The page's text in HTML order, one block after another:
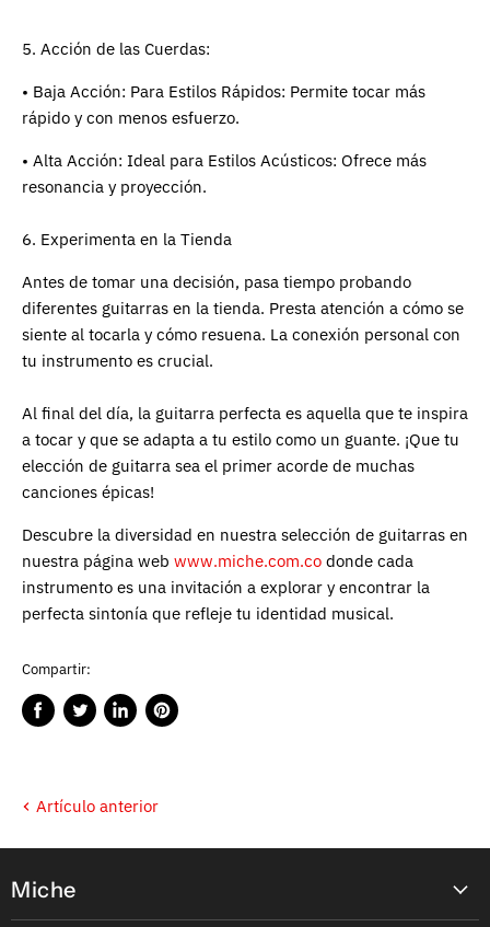
5. Acción de las Cuerdas:
• Baja Acción: Para Estilos Rápidos: Permite tocar más
rápido y con menos esfuerzo.
• Alta Acción: Ideal para Estilos Acústicos: Ofrece más
resonancia y proyección.
6. Experimenta en la Tienda
Antes de tomar una decisión, pasa tiempo probando
diferentes guitarras en la tienda. Presta atención a cómo se
siente al tocarla y cómo resuena. La conexión personal con
tu instrumento es crucial.
Al final del día, la guitarra perfecta es aquella que te inspira
a tocar y que se adapta a tu estilo como un guante. ¡Que tu
elección de guitarra sea el primer acorde de muchas
canciones épicas!
Descubre la diversidad en nuestra selección de guitarras en
nuestra página web www.miche.com.co donde cada
instrumento es una invitación a explorar y encontrar la
perfecta sintonía que refleje tu identidad musical.
Compartir:
CompartirPublicarCompartirGuardar
Artículo anterior
Miche